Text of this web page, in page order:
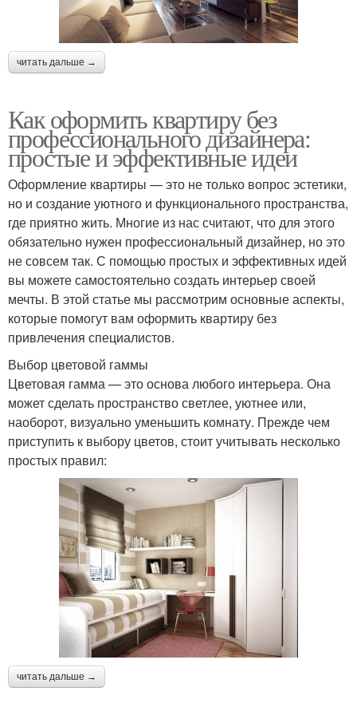
читать дальше →
Как оформить квартиру без
профессионального дизайнера:
простые и эффективные идеи
Оформление квартиры — это не только вопрос эстетики,
но и создание уютного и функционального пространства,
где приятно жить. Многие из нас считают, что для этого
обязательно нужен профессиональный дизайнер, но это
не совсем так. С помощью простых и эффективных идей
вы можете самостоятельно создать интерьер своей
мечты. В этой статье мы рассмотрим основные аспекты,
которые помогут вам оформить квартиру без
привлечения специалистов.
Выбор цветовой гаммы
Цветовая гамма — это основа любого интерьера. Она
может сделать пространство светлее, уютнее или,
наоборот, визуально уменьшить комнату. Прежде чем
приступить к выбору цветов, стоит учитывать несколько
простых правил:
читать дальше →